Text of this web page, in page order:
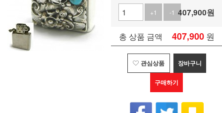
+1
-1 407,900원
총 상품 금액 407,900 원
관심상품 장바구니
구매하기